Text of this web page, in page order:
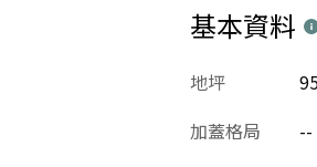
基本資料
地坪
加蓋格局
--